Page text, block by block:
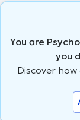
You are
you
Discover